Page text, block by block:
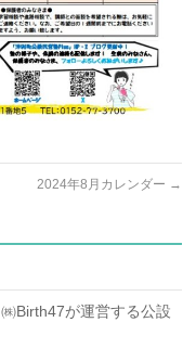
2024年8月カレンダー →
Birth47が運営する公設